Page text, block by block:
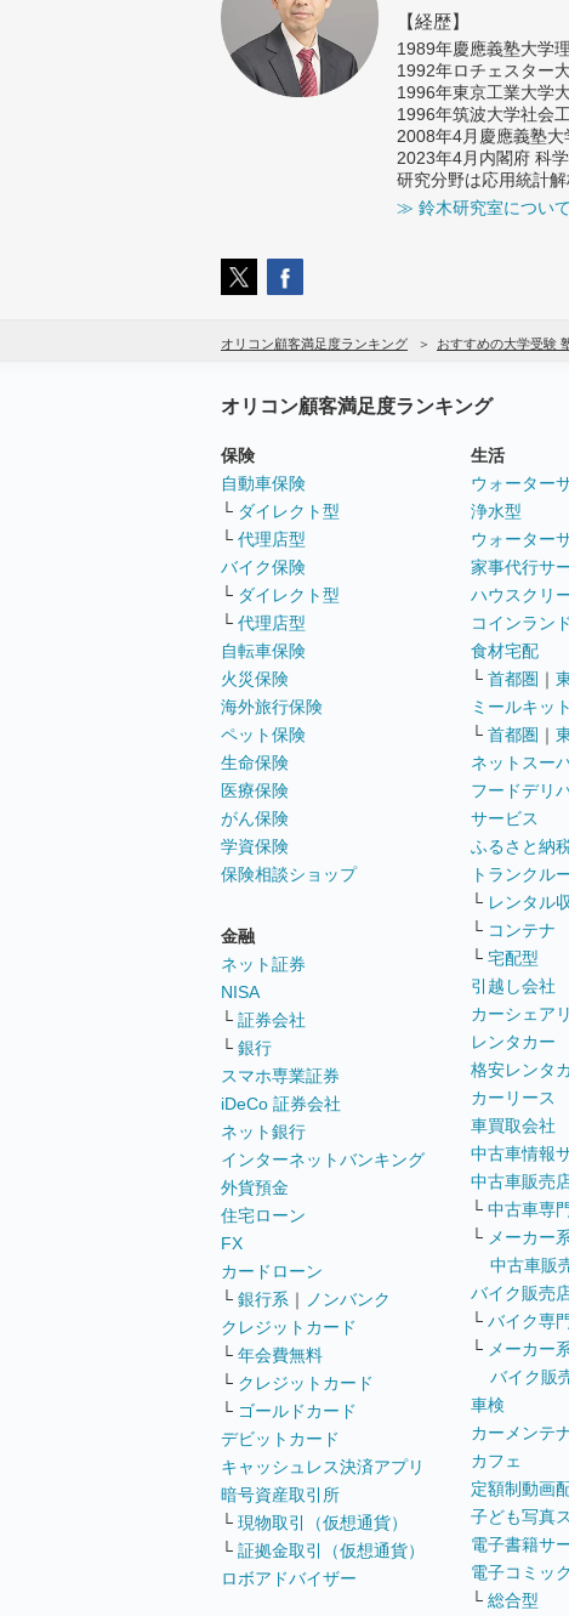
【経歴】
1989年慶應義塾大学
1992年ロチェスター
1996年東京工業大学
1996年筑波大学社会
2008年4月慶應義塾大
2023年4月内閣府 科
研究分野は応用統計
≫ 鈴木研究室につい
オリコン顧客満足度ランキング おすすめの大学受験
オリコン顧客満足度ランキング
保険
自動車保険
└ ダイレクト型
└ 代理店型
バイク保険
└ ダイレクト型
└ 代理店型
自転車保険
火災保険
海外旅行保険
ペット保険
生命保険
医療保険
がん保険
学資保険
保険相談ショップ
金融
ネット証券
NISA
└ 証券会社
└ 銀行
スマホ専業証券
iDeCo 証券会社
ネット銀行
インターネットバンキング
外貨預金
住宅ローン
FX
カードローン
└ 銀行系 ｜ ノンバンク
クレジットカード
└ 年会費無料
└ クレジットカード
└ ゴールドカード
デビットカード
キャッシュレス決済アプリ
暗号資産取引所
└ 現物取引（仮想通貨）
└ 証拠金取引（仮想通貨）
ロボアドバイザー
生活
ウォーター
浄水型
ウォーター
家事代行サ
ハウスクリ
コインラン
食材宅配
└ 首都圏 ｜
ミールキット
└ 首都圏 ｜
ネットスー
フードデリ
サービス
ふるさと納
トランクル
└ レンタル
└ コンテナ
└ 宅配型
引越し会社
カーシェア
レンタカー
格安レンタ
カーリース
車買取会社
中古車情報
中古車販売
└ 中古車専
└ メーカー
中古車販
バイク販売
└ バイク専
└ メーカー
バイク販
車検
カーメンテ
カフェ
定額制動画
子ども写真
電子書籍サ
電子コミッ
└ 総合型